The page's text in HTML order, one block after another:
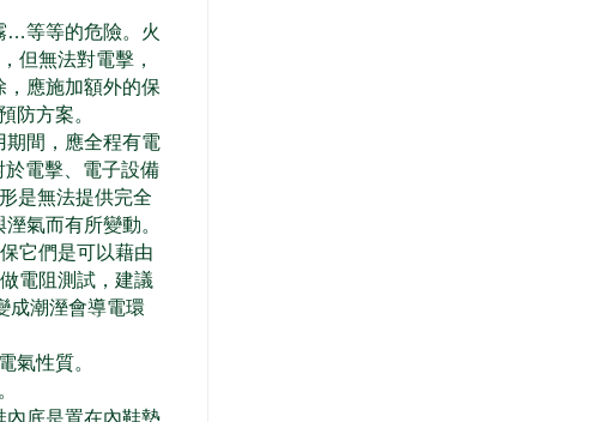
…等等的危險。火
但無法對電擊，
應施加額外的保
防方案。
間，應全程有電
於電擊、電子設備
是無法提供完全
氣而有所變動。
它們是可以藉由
電阻測試，建議
成潮溼會導電環
氣性質。
內底是置在內鞋墊